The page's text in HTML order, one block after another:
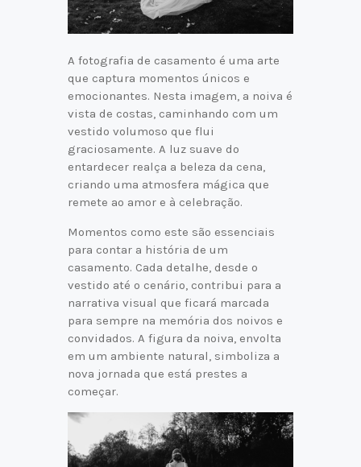
A fotografia de casamento é uma arte
que captura momentos únicos e
emocionantes. Nesta imagem, a noiva é
vista de costas, caminhando com um
vestido volumoso que flui
graciosamente. A luz suave do
entardecer realça a beleza da cena,
criando uma atmosfera mágica que
remete ao amor e à celebração.
Momentos como este são essenciais
para contar a história de um
casamento. Cada detalhe, desde o
vestido até o cenário, contribui para a
narrativa visual que ficará marcada
para sempre na memória dos noivos e
convidados. A figura da noiva, envolta
em um ambiente natural, simboliza a
nova jornada que está prestes a
começar.